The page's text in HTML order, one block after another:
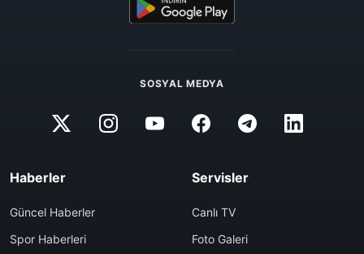
SOSYAL MEDYA
Haberler
Güncel Haberler
Spor Haberleri
Servisler
Canlı TV
Foto Galeri